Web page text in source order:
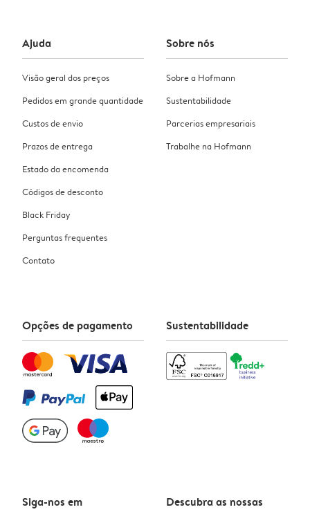
Ajuda
Visão geral dos preços
Pedidos em grande quantidade
Custos de envio
Prazos de entrega
Estado da encomenda
Códigos de desconto
Black Friday
Perguntas frequentes
Contato
Sobre nós
Sobre a Hofmann
Sustentabilidade
Parcerias empresariais
Trabalhe na Hofmann
Opções de pagamento Sustentabilidade
Siga-nos em
Descubra as nossas